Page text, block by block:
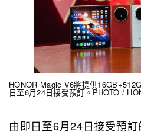
HONOR Magic V6將提供
日至6月24日接受預訂。PHOTO /
由即日至6月24日接受預